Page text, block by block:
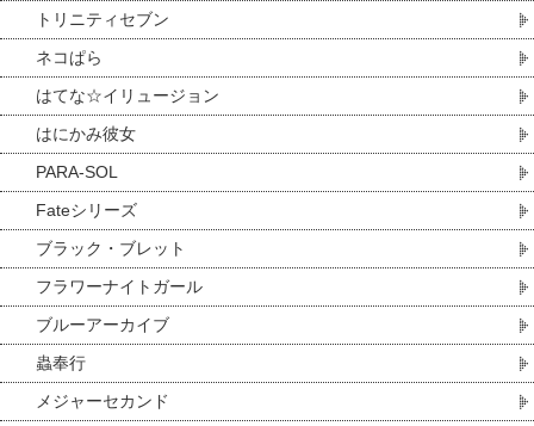
トリニティセブン
ネコぱら
はてな☆イリュージョン
はにかみ彼女
PARA-SOL
Fateシリーズ
ブラック・ブレット
フラワーナイトガール
ブルーアーカイブ
蟲奉行
メジャーセカンド